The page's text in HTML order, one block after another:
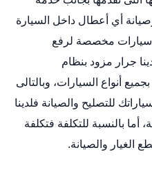
أي أعطال داخل السيارة
سيارات مخصصة لرفع
جرار مزود بنظام
أنواع السيارات، وبالتالى
للتصليح والصيانة فلدينا
أما بالنسبة للتكلفة فتكلفة
الغيار والصيانة.